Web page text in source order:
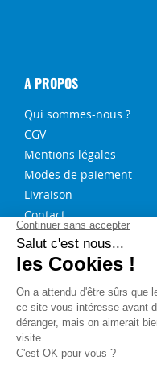
A PROPOS
Qui sommes-nous ?
CGV
Mentions légales
Modes de paiement
Livraison
Contact
NOS SERVICES
FAQ
Blog
Aide au choix rayonnage
Service de montage